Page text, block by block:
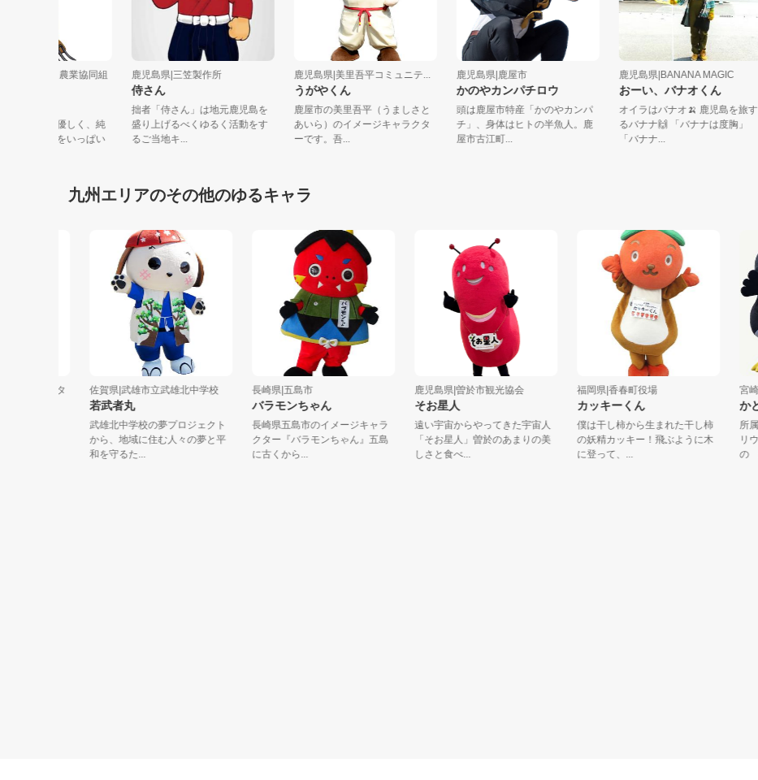
島県|そお鹿児島農業協同組
ぱくで気持ちが優しく、純
子供。太陽の光をいっぱい
鹿児島県|三笠製作所
侍さん
拙者「侍さん」は地元鹿児島を
盛り上げるべくゆるく活動をす
るご当地キ...
鹿児島県|美里吾平コミュニテ...
うがやくん
鹿屋市の美里吾平（うましさと
あいら）のイメージキャラクタ
ーです。吾...
鹿児島県|鹿屋市
かのやカンパチロウ
頭は鹿屋市特産「かのやカンパ
チ」、身体はヒトの半魚人。鹿
屋市古江町...
鹿児島県|BANANA MAGIC
おーい、バナオくん
オイラはバナオ🍌 鹿児島を
るバナナ🙌 「バナナは度胸
「バナナ...
九州エリアのその他のゆるキャラ
佐賀県|武雄市立武雄北中学校
若武者丸
武雄北中学校の夢プロジェクト
から、地域に住む人々の夢と平
和を守るた...
長崎県|五島市
バラモンちゃん
長崎県五島市のイメージキャラ
クター『バラモンちゃん』五島
に古くから...
鹿児島県|曽於市観光協会
そお星人
遠い宇宙からやってきた宇宙人
「そお星人」曽於のあまりの美
しさと食べ...
福岡県|香春町役場
カッキーくん
僕は干し柿から生まれた干し柿
の妖精カッキー！飛ぶように木
に登って、...
宮崎県|
かど
所属：
リウミ
の か